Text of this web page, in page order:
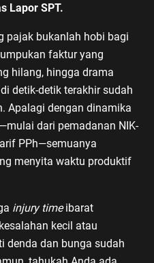
Lapor SPT.
pajak bukanlah hobi bagi
faktur yang
hilang, hingga drama
detik-detik terakhir sudah
Apalagi dengan dinamika
dari pemadanan NIK-
PPh—semuanya
menyita waktu produktif
injury timeibarat
kecil atau
denda dan bunga sudah